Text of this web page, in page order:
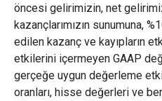
öncesi gelirimizin, net
kazançlarımızın sunumuna,
edilen kazanç ve kayıpların
etkilerini içermeyen GAAP
gerçeğe uygun değerleme
oranları, hisse değerleri ve